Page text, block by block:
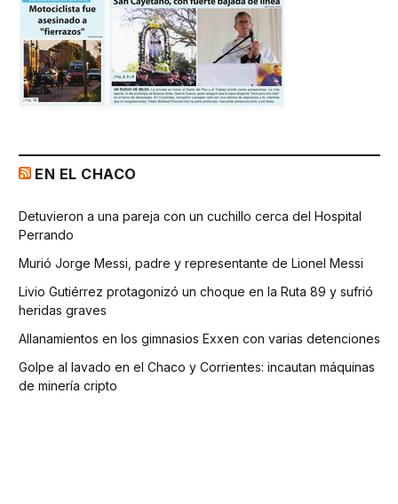
EN EL CHACO
Detuvieron a una pareja con un cuchillo cerca del Hospital
Perrando
Murió Jorge Messi, padre y representante de Lionel Messi
Livio Gutiérrez protagonizó un choque en la Ruta 89 y sufrió
heridas graves
Allanamientos en los gimnasios Exxen con varias detenciones
Golpe al lavado en el Chaco y Corrientes: incautan máquinas
de minería cripto